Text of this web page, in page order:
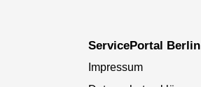
ServicePortal Berlin
Impressum